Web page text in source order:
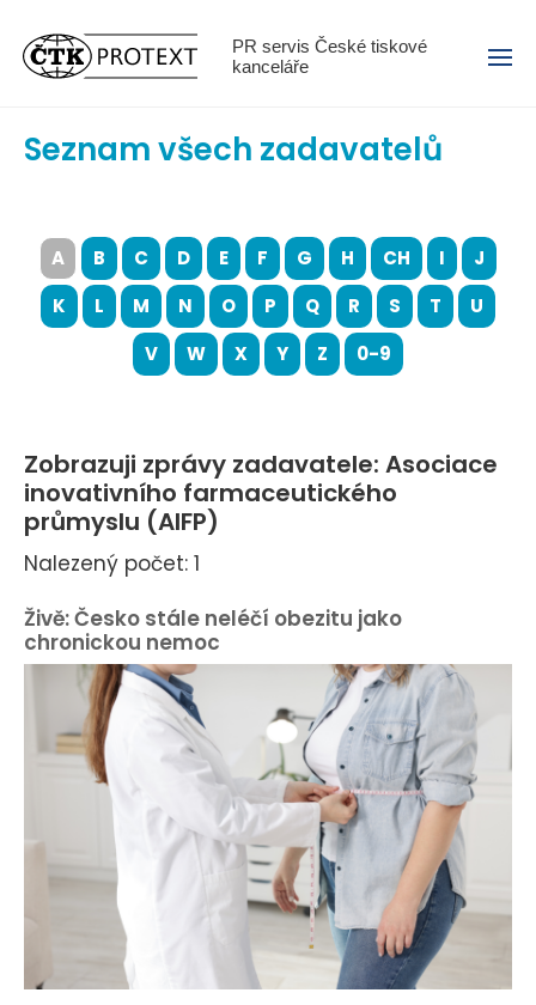
PR servis České tiskové
kanceláře
Menu
Seznam všech zadavatelů
A B C D E F G H CH I
J
K
L M N O P Q R S T
U
V
W X Y Z 0-9
Zobrazuji zprávy zadavatele: Asociace
inovativního farmaceutického
průmyslu (AIFP)
Nalezený počet: 1
Živě: Česko stále neléčí obezitu jako
chronickou nemoc